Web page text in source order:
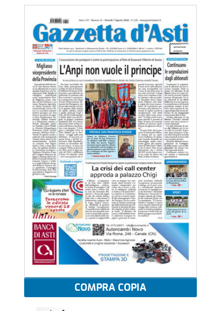
COMPRA COPIA